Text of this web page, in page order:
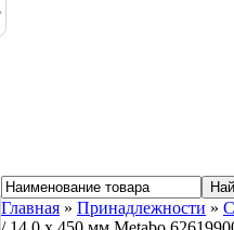
Главная » Принадлежности »